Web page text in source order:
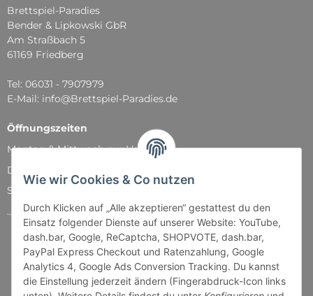
Wie wir Cookies & Co nutzen
Durch Klicken auf „Alle akzeptieren“ gestattest du den
Einsatz folgender Dienste auf unserer Website: YouTube,
dash.bar, Google, ReCaptcha, SHOPVOTE, dash.bar,
PayPal Express Checkout und Ratenzahlung, Google
Analytics 4, Google Ads Conversion Tracking. Du kannst
die Einstellung jederzeit ändern (Fingerabdruck-Icon links
Brettspiel-Paradies
Bender & Lipkowski GbR
Am Straßbach 5
61169 Friedberg
Tel: 06031 - 7907979
E-Mail: info@Brettspiel-Paradies.de
Öffnungszeiten
Montag & Mittwoch nur Versand
Dienstag, Donnerstag und Freitag: 11:00 - 18:30 Uhr
Samstag: 11:00 - 14:00 Uhr
...und natürlich während unserer Events